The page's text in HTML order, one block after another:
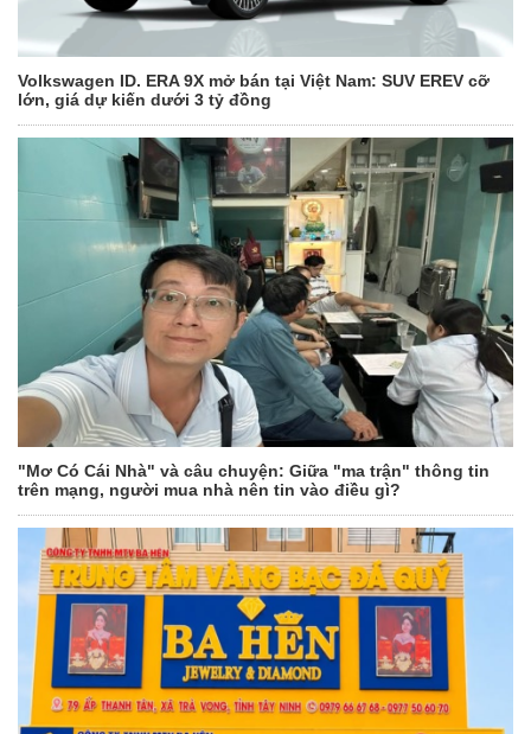
Volkswagen ID. ERA 9X mở bán tại Việt Nam: SUV EREV cỡ
lớn, giá dự kiến dưới 3 tỷ đồng
"Mơ Có Cái Nhà" và câu chuyện: Giữa "ma trận" thông tin
trên mạng, người mua nhà nên tin vào điều gì?